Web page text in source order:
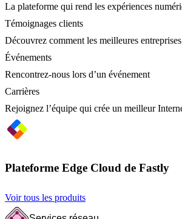
La plateforme qui rend les expériences
Témoignages clients
Découvrez comment les meilleures
Événements
Rencontrez-nous lors d’un événement
Carrières
Rejoignez l’équipe qui crée un meilleur
Plateforme Edge Cloud de Fastly
Voir tous les produits